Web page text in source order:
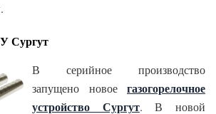
Сургут
В серийное производство
запущено новое газогорелочное
устройство Сургут. В новой